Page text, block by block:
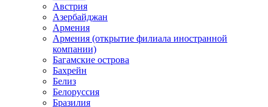
Австрия
Азербайджан
Армения
Армения (открытие филиала иностранной
компании)
Багамские острова
Бахрейн
Белиз
Белоруссия
Бразилия